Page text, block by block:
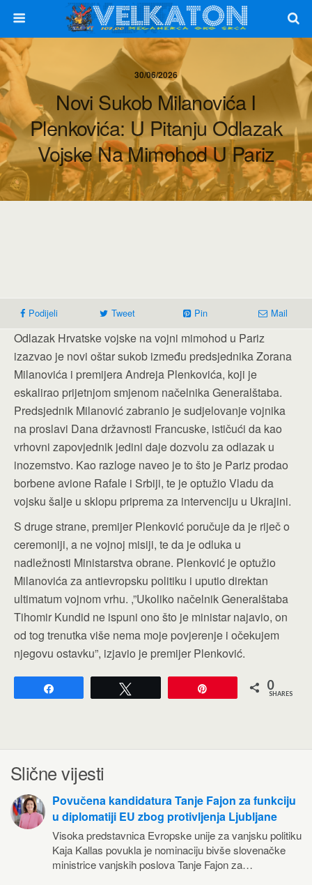
30/06/2026
Novi Sukob Milanovića I
Plenkovića: U Pitanju Odlazak
Vojske Na Mimohod U Pariz
Podijeli Tweet Pin Mail
Odlazak Hrvatske vojske na vojni mimohod u Pariz
izazvao je novi oštar sukob između predsjednika Zorana
Milanovića i premijera Andreja Plenkovića, koji je
eskalirao prijetnjom smjenom načelnika Generalštaba.
Predsjednik Milanović zabranio je sudjelovanje vojnika
na proslavi Dana državnosti Francuske, ističući da kao
vrhovni zapovjednik jedini daje dozvolu za odlazak u
inozemstvo. Kao razloge naveo je to što je Pariz prodao
borbene avione Rafale i Srbiji, te je optužio Vladu da
vojsku šalje u sklopu priprema za intervenciju u Ukrajini.
S druge strane, premijer Plenković poručuje da je riječ o
ceremoniji, a ne vojnoj misiji, te da je odluka u
nadležnosti Ministarstva obrane. Plenković je optužio
Milanovića za antievropsku politiku i uputio direktan
ultimatum vojnom vrhu. ,”Ukoliko načelnik Generalštaba
Tihomir Kundid ne ispuni ono što je ministar najavio, on
od tog trenutka više nema moje povjerenje i očekujem
njegovu ostavku”, izjavio je premijer Plenković.
0
SHARES
Slične vijesti
Povučena kandidatura Tanje Fajon za funkciju
u diplomatiji EU zbog protivljenja Ljubljane
Visoka predstavnica Evropske unije za vanjsku politiku
Kaja Kallas povukla je nominaciju bivše slovenačke
ministrice vanjskih poslova Tanje Fajon za…